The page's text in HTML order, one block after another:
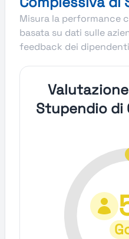
Misura la performance
basata su dati sulle
feedback dei
Stupendio di